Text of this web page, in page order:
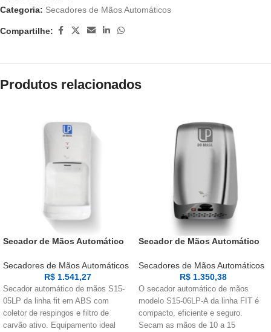
Categoria: Secadores de Mãos Automáticos
Compartilhe:
Produtos relacionados
Secador de Mãos Automático
Secadores de Mãos Automáticos
R$ 1.541,27
Secador automático de mãos S15-
05LP da linha fit em ABS com
coletor de respingos e filtro de
carvão ativo. Equipamento ideal
Secador de Mãos Automático
Secadores de Mãos Automáticos
R$ 1.350,38
O secador automático de mãos
modelo S15-06LP-A da linha FIT é
compacto, eficiente e seguro.
Secam as mãos de 10 a 15